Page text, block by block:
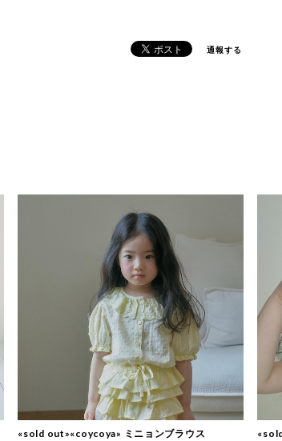
通報する
«sold out»«coycoya» ミニョンブラウス